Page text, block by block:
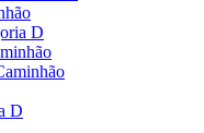
D
D